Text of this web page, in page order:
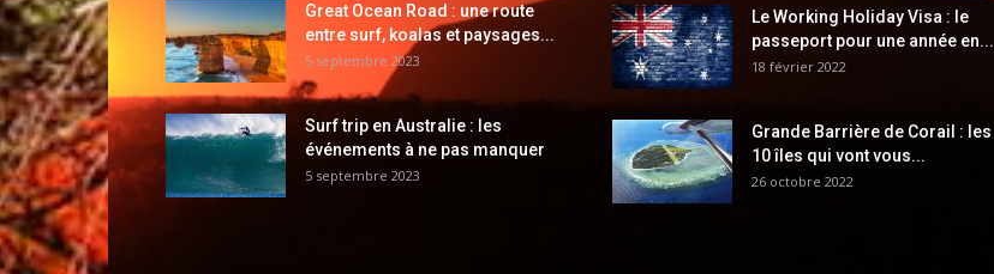
Great Ocean Road : une route
entre surf, koalas et paysages...
5 septembre 2023
Surf trip en Australie : les
événements à ne pas manquer
5 septembre 2023
Le Working Holiday Visa : le
passeport pour une année en...
18 février 2022
Grande Barrière de Corail : les
10 îles qui vont vous...
26 octobre 2022